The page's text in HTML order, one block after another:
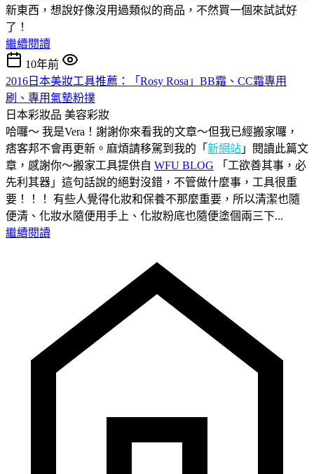
新東西，想說好像沒用過類似的商品，不然買一個來試試好
了！
繼續閱讀
10年前
2016日本美妝工具推薦：「Rosy Rosa」BB霜、CC霜專用
刷、專用氣墊粉撲
日本彩妝品 美容彩妝
哈囉～ 我是Vera！謝謝你來看我的文章～但我已經搬家囉，
痞客邦不會再更新。麻煩請移駕到我的「 新網站 」閱讀此篇文
章，感謝你～搬家工具提供自 WFU BLOG 「工欲善其事，必
先利其器」這句話說的絕對沒錯，不管做什麼事，工具很重
要！！！ 有些人覺得化妝和保養不那麼重要，所以清潔也隨
便清、化妝水隨便用手上、化妝粉底也隨便塗個兩三下...
繼續閱讀